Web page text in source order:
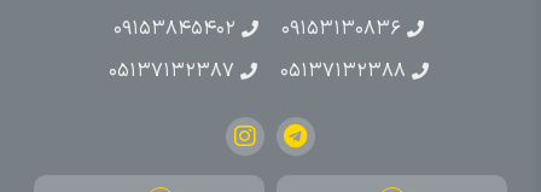
۰۹۱۵۳۱۳۰۸۳۶
۰۹۱۵۳۸۴۵۴۰۲
۰۵۱۳۷۱۳۲۳۸۸
۰۵۱۳۷۱۳۲۳۸۷